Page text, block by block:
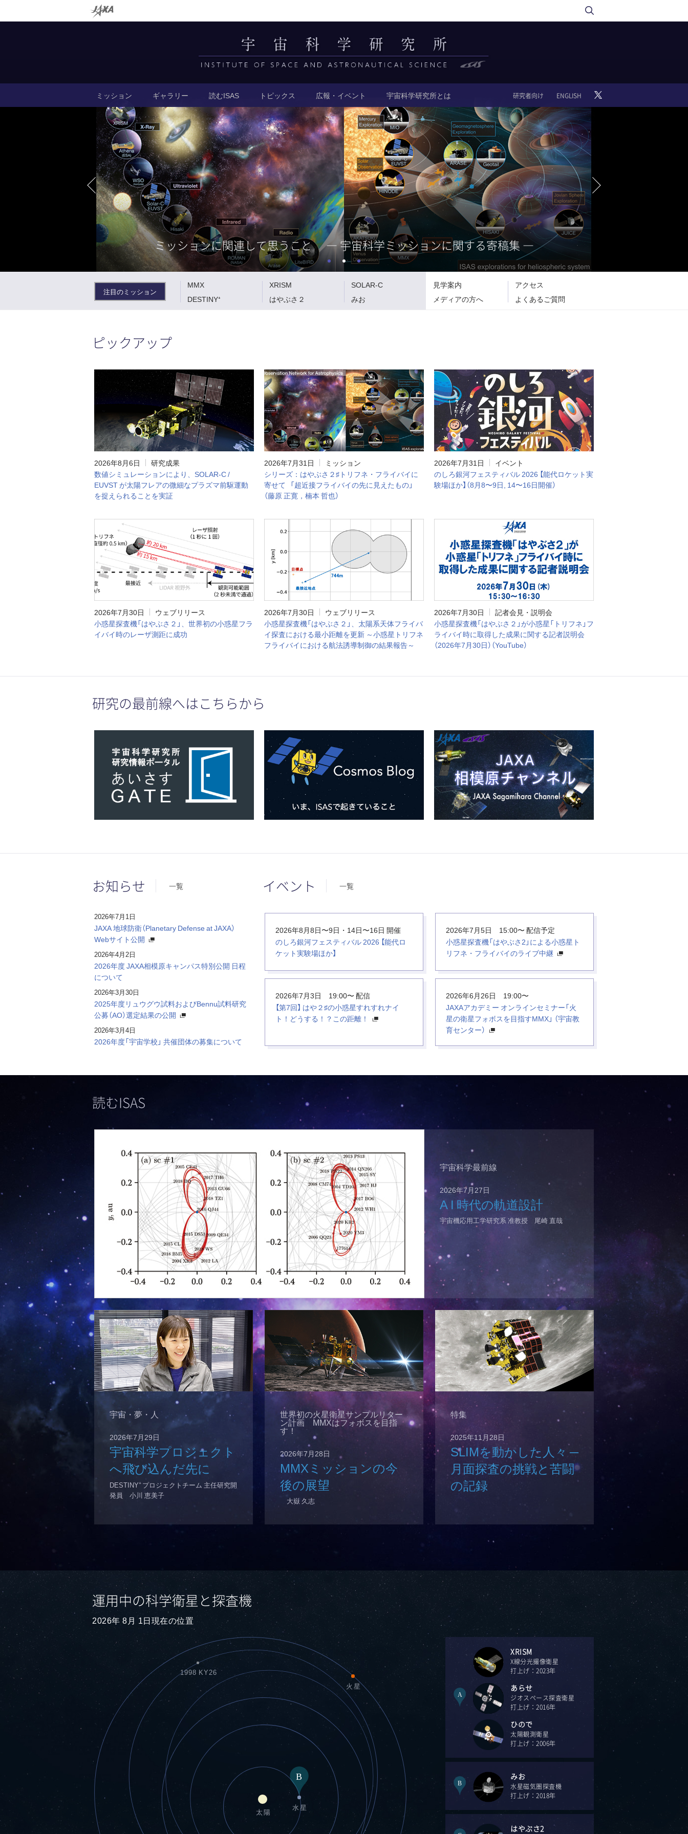
ミッション ギャラリー 読むISAS トピックス 広報・イベント 宇宙科学研究所とは 研究者向け ENGLISH
ミッションに関連して思うこと ― 宇宙科学ミッションに関する寄稿集 ―
注目のミッション
MMX XRISM
SOLAR-C
DESTINY⁺
はやぶさ２ みお
見学案内
アクセス
メディアの方へ
よくあるご質問
ピックアップ
2026年8月6日
研究成果
数値シミュレーションにより、SOLAR-C /
EUVST が太陽フレアの微細なプラズマ前駆運動
を捉えられることを実証
2026年7月31日
ミッション
シリーズ：はやぶさ２♯トリフネ・フライバイに
寄せて 「超近接フライバイの先に見えたもの」
（藤原 正寛，楠本 哲也）
2026年7月31日
イベント
のしろ銀河フェスティバル 2026 【能代ロケット実
験場ほか】（8月8〜9日, 14〜16日開催）
2026年7月30日
ウェブリリース
小惑星探査機「はやぶさ２」、世界初の小惑星フラ
イバイ時のレーザ測距に成功
2026年7月30日
ウェブリリース
小惑星探査機「はやぶさ２」、太陽系天体フライバ
イ探査における最小距離を更新 ～小惑星トリフネ
フライバイにおける航法誘導制御の結果報告～
2026年7月30日
記者会見・説明会
小惑星探査機「はやぶさ２」が小惑星「トリフネ」フ
ライバイ時に取得した成果に関する記者説明会
（2026年7月30日）（YouTube）
研究の最前線へはこちらから
お知らせ 一覧
2026年7月1日
JAXA 地球防衛（Planetary Defense at JAXA）
Webサイト公開
2026年4月2日
2026年度 JAXA相模原キャンパス特別公開 日程
について
2026年3月30日
2025年度リュウグウ試料およびBennu試料研究
公募（AO）選定結果の公開
2026年3月4日
2026年度「宇宙学校」 共催団体の募集について
イベント 一覧
2026年8月8日〜9日・14日〜16日 開催
のしろ銀河フェスティバル 2026 【能代ロ
ケット実験場ほか】
2026年7月5日 15:00〜 配信予定
小惑星探査機「はやぶさ2」による小惑星ト
リフネ・フライバイのライブ中継
2026年7月3日 19:00〜 配信
【第7回】 はや２♯の小惑星すれすれナイ
ト！どうする！？この距離！
2026年6月26日 19:00〜
JAXAアカデミー オンラインセミナー「火
星の衛星フォボスを目指すMMX」 （宇宙教
育センター）
読むISAS
宇宙科学最前線
2026年7月27日
A I 時代の軌道設計
宇宙機応用工学研究系 准教授 尾崎 直哉
宇宙・夢・人
2026年7月29日
宇宙科学プロジェクト
へ飛び込んだ先に
DESTINY+ プロジェクトチーム 主任研究開
発員 小川 恵美子
世界初の火星衛星サンプルリター
ン計画 MMXはフォボスを目指
す！
2026年7月28日
MMXミッションの今
後の展望
大嶽 久志
特集
2025年11月28日
SLIMを動かした人々 ─
月面探査の挑戦と苦闘
の記録
運用中の科学衛星と探査機
2026年 8月 1日現在の位置
太陽 水星
火星
1998 KY26
A
XRISM
X線分光撮像衛星
打上げ：2023年
あらせ
ジオスペース探査衛星
打上げ：2016年
ひので
太陽観測衛星
打上げ：2006年
B
みお
水星磁気圏探査機
打上げ：2018年
はやぶさ2